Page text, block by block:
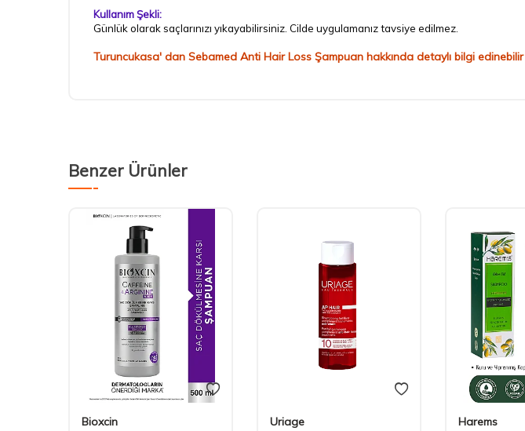
Kullanım Şekli:
Günlük olarak saçlarınızı yıkayabilirsiniz. Cilde uygulamanız tavsiye edilmez.
Turuncukasa' dan Sebamed Anti Hair Loss Şampuan hakkında detaylı bilgi
Benzer Ürünler
Bioxcin
Uriage
Harems